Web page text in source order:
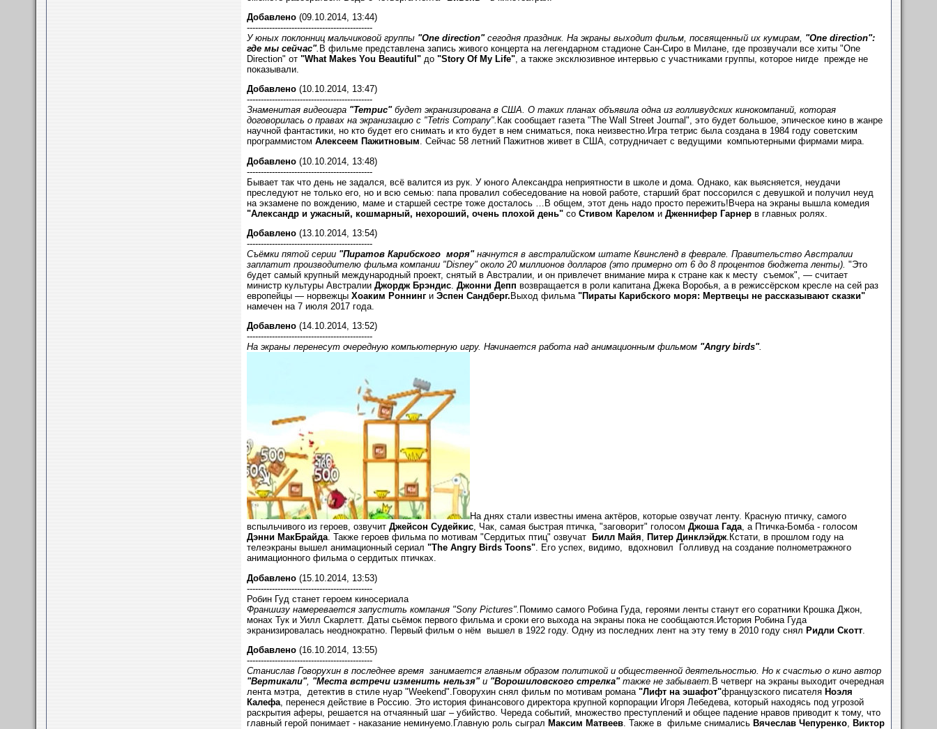
Добавлено(09.10.2014, 13:44)
---------------------------------------------
У юных поклонниц мальчиковой группы "One direction"сегодня праздник. На экраны выходит фильм, посвященный их кумирам, "One direction":
где мы сейчас". В фильме представлена запись живого концерта на легендарном стадионе Сан-Сиро в Милане, где прозвучали все хиты "One
Direction" от "What Makes You Beautiful"до "Story Of My Life", а также эксклюзивное интервью с участниками группы, которое нигде прежде не
показывали.
Добавлено(10.10.2014, 13:47)
---------------------------------------------
Знаменитая видеоигра "Тетрис"будет экранизирована в США. О таких планах объявила одна из голливудских кинокомпаний, которая
договорилась о правах на экранизацию с "Tetris Company". Как сообщает газета "The Wall Street Journal", это будет большое, эпическое кино в жанре
научной фантастики, но кто будет его снимать и кто будет в нем сниматься, пока неизвестно.Игра тетрис была создана в 1984 году советским
программистом Алексеем Пажитновым. Сейчас 58 летний Пажитнов живет в США, сотрудничает с ведущими компьютерными фирмами мира.
Добавлено(10.10.2014, 13:48)
---------------------------------------------
Бывает так что день не задался, всё валится из рук. У юного Александра неприятности в школе и дома. Однако, как выясняется, неудачи
преследуют не только его, но и всю семью: папа провалил собеседование на новой работе, старший брат поссорился с девушкой и получил неуд
на экзамене по вождению, маме и старшей сестре тоже досталось …В общем, этот день надо просто пережить!Вчера на экраны вышла комедия
"Александр и ужасный, кошмарный, нехороший, очень плохой день"со Стивом Карелом и Дженнифер Гарнерв главных ролях.
Добавлено(13.10.2014, 13:54)
---------------------------------------------
Съёмки пятой серии "Пиратов Карибского моря"начнутся в австралийском штате Квинсленд в феврале. Правительство Австралии
заплатит производителю фильма компании "Disney" около 20 миллионов долларов (это примерно от 6 до 8 процентов бюджета ленты). "Это
будет самый крупный международный проект, снятый в Австралии, и он привлечет внимание мира к стране как к месту съемок", — считает
министр культуры Австралии Джордж Брэндис. Джонни Депп возвращается в роли капитана Джека Воробья, а в режиссёрском кресле на сей раз
европейцы — норвежцы Хоаким Роннинги Эспен Сандберг. Выход фильма "Пираты Карибского моря: Мертвецы не рассказывают сказки"
намечен на 7 июля 2017 года.
Добавлено(14.10.2014, 13:52)
---------------------------------------------
На экраны перенесут очередную компьютерную игру. Начинается работа над анимационным фильмом "Angry birds".
На днях стали известны имена актёров, которые озвучат ленту. Красную птичку, самого
вспыльчивого из героев, озвучит Джейсон Судейкис, Чак, самая быстрая птичка, "заговорит" голосом Джоша Гада, а Птичка-Бомба - голосом
Дэнни МакБрайда. Также героев фильма по мотивам "Сердитых птиц" озвучат Билл Майя, Питер Динклэйдж.Кстати, в прошлом году на
телеэкраны вышел анимационный сериал "The Angry Birds Toons". Его успех, видимо, вдохновил Голливуд на создание полнометражного
анимационного фильма о сердитых птичках.
Добавлено(15.10.2014, 13:53)
---------------------------------------------
Робин Гуд станет героем киносериала
Франшизу намеревается запустить компания "Sony Pictures". Помимо самого Робина Гуда, героями ленты станут его соратники Крошка Джон,
монах Тук и Уилл Скарлетт. Даты сьёмок первого фильма и сроки его выхода на экраны пока не сообщаются.История Робина Гуда
экранизировалась неоднократно. Первый фильм о нём вышел в 1922 году. Одну из последних лент на эту тему в 2010 году снял Ридли Скотт.
Добавлено(16.10.2014, 13:55)
---------------------------------------------
Станислав Говорухин в последнее время занимается главным образом политикой и общественной деятельностью. Но к счастью о кино автор
"Вертикали", "Места встречи изменить нельзя"и "Ворошиловского стрелка"также не забывает. В четверг на экраны выходит очередная
лента мэтра, детектив в стиле нуар "Weekend".Говорухин снял фильм по мотивам романа "Лифт на эшафот"французского писателя Ноэля
Калефа, перенеся действие в Россию. Это история финансового директора крупной корпорации Игоря Лебедева, который находясь под угрозой
раскрытия аферы, решается на отчаянный шаг – убийство. Череда событий, множество преступлений и общее падение нравов приводит к тому, что
главный герой понимает - наказание неминуемо.Главную роль сыграл Максим Матвеев. Также в фильме снимались Вячеслав Чепуренко,
Виктор